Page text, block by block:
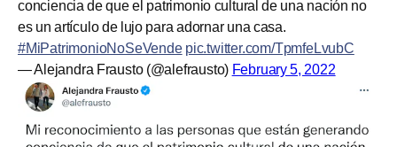
conciencia de que el patrimonio cultural de una nación no
es un artículo de lujo para adornar una casa.
#MiPatrimonioNoSeVende pic.twitter.com/TpmfeLvubC
— Alejandra Frausto (@alefrausto) February 5, 2022